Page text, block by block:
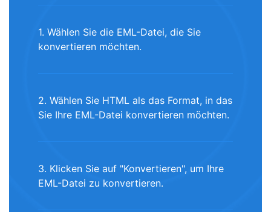
1. Wählen Sie die EML-Datei, die Sie
konvertieren möchten.
2. Wählen Sie HTML als das Format, in das
Sie Ihre EML-Datei konvertieren möchten.
3. Klicken Sie auf "Konvertieren", um Ihre
EML-Datei zu konvertieren.